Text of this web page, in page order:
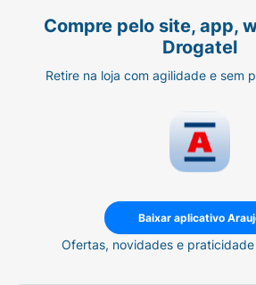
Compre pelo site, app,
Drogatel
Retire na loja com agilidade e sem
Baixar aplicativo
Ofertas, novidades e